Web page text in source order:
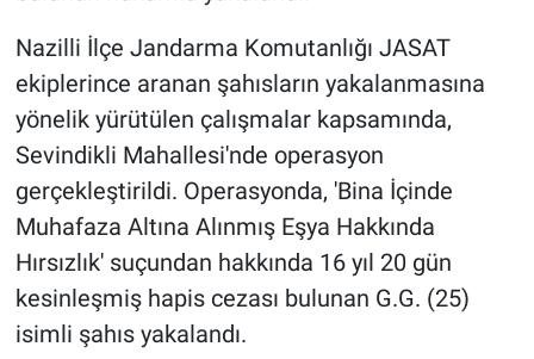
Nazilli İlçe Jandarma Komutanlığı JASAT
ekiplerince aranan şahısların yakalanmasına
yönelik yürütülen çalışmalar kapsamında,
Sevindikli Mahallesi'nde operasyon
gerçekleştirildi. Operasyonda, 'Bina İçinde
Muhafaza Altına Alınmış Eşya Hakkında
Hırsızlık' suçundan hakkında 16 yıl 20 gün
kesinleşmiş hapis cezası bulunan G.G. (25)
isimli şahıs yakalandı.